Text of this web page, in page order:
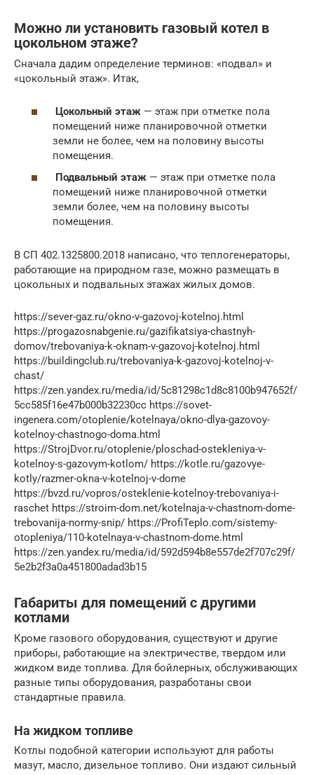
Можно ли установить газовый котел в
цокольном этаже?
Сначала дадим определение терминов: «подвал» и
«цокольный этаж». Итак,
Цокольный этаж — этаж при отметке пола
помещений ниже планировочной отметки
земли не более, чем на половину высоты
помещения.
Подвальный этаж — этаж при отметке пола
помещений ниже планировочной отметки
земли более, чем на половину высоты
помещения.
В СП 402.1325800.2018 написано, что теплогенераторы,
работающие на природном газе, можно размещать в
цокольных и подвальных этажах жилых домов.
https://sever-gaz.ru/okno-v-gazovoj-kotelnoj.html
https://progazosnabgenie.ru/gazifikatsiya-chastnyh-
domov/trebovaniya-k-oknam-v-gazovoj-kotelnoj.html
https://buildingclub.ru/trebovaniya-k-gazovoj-kotelnoj-v-
chast/
https://zen.yandex.ru/media/id/5c81298c1d8c8100b947652f/
5cc585f16e47b000b32230cc https://sovet-
ingenera.com/otoplenie/kotelnaya/okno-dlya-gazovoy-
kotelnoy-chastnogo-doma.html
https://StrojDvor.ru/otoplenie/ploschad-ostekleniya-v-
kotelnoy-s-gazovym-kotlom/ https://kotle.ru/gazovye-
kotly/razmer-okna-v-kotelnoj-v-dome
https://bvzd.ru/vopros/osteklenie-kotelnoy-trebovaniya-i-
raschet https://stroim-dom.net/kotelnaja-v-chastnom-dome-
trebovanija-normy-snip/ https://ProfiTeplo.com/sistemy-
otopleniya/110-kotelnaya-v-chastnom-dome.html
https://zen.yandex.ru/media/id/592d594b8e557de2f707c29f/
5e2b2f3a0a451800adad3b15
Габариты для помещений с другими
котлами
Кроме газового оборудования, существуют и другие
приборы, работающие на электричестве, твердом или
жидком виде топлива. Для бойлерных, обслуживающих
разные типы оборудования, разработаны свои
стандартные правила.
На жидком топливе
Котлы подобной категории используют для работы
мазут, масло, дизельное топливо. Они издают сильный